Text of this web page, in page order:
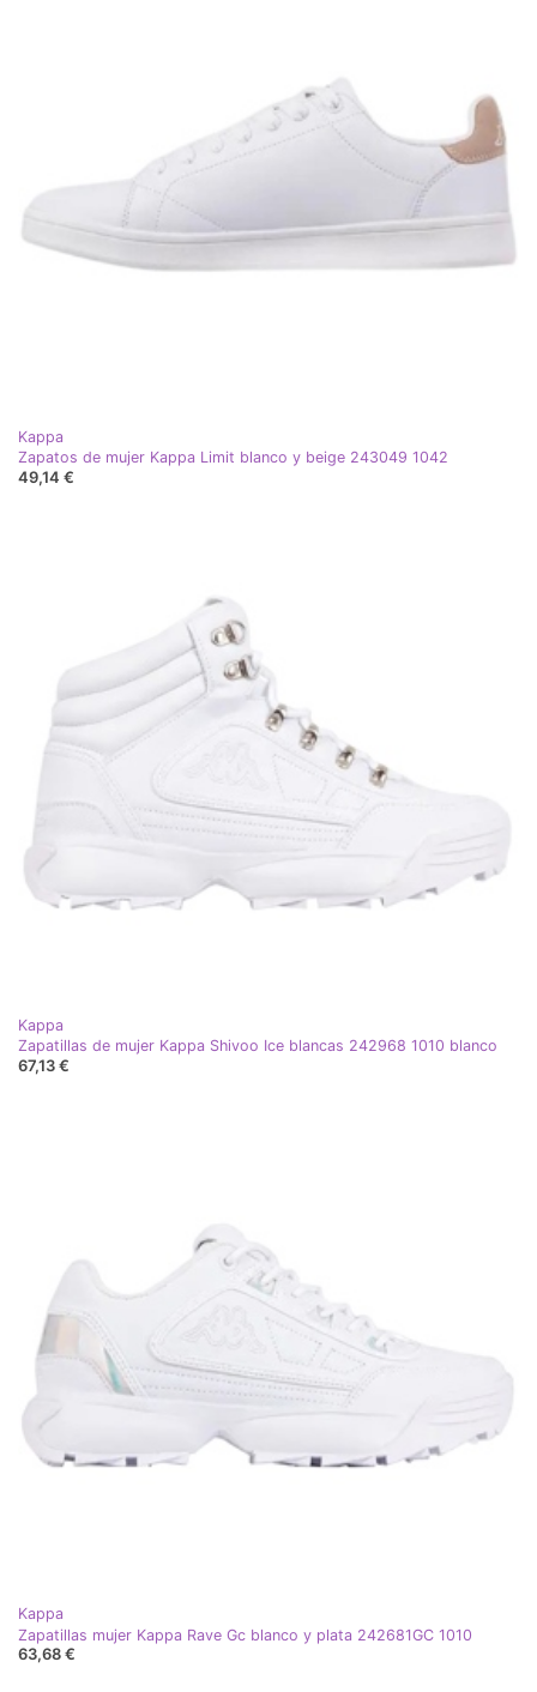
Kappa
Zapatos de mujer Kappa Limit blanco y beige 243049 1042
49,14 €
Kappa
Zapatillas de mujer Kappa Shivoo Ice blancas 242968 1010 blanco
67,13 €
Kappa
Zapatillas mujer Kappa Rave Gc blanco y plata 242681GC 1010
63,68 €